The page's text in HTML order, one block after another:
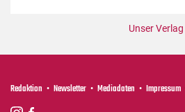
Unser Verlag
Redaktion Newsletter Mediadaten Impressum